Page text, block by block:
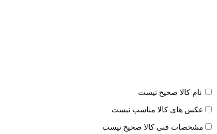
نام کالا صحیح نیست
عکس های کالا مناسب نیست
مشخصات فنی کالا صحیح نیست